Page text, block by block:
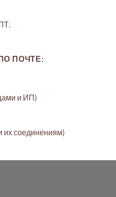
ПОЧТЕ:
и ИП)
их соединениям)